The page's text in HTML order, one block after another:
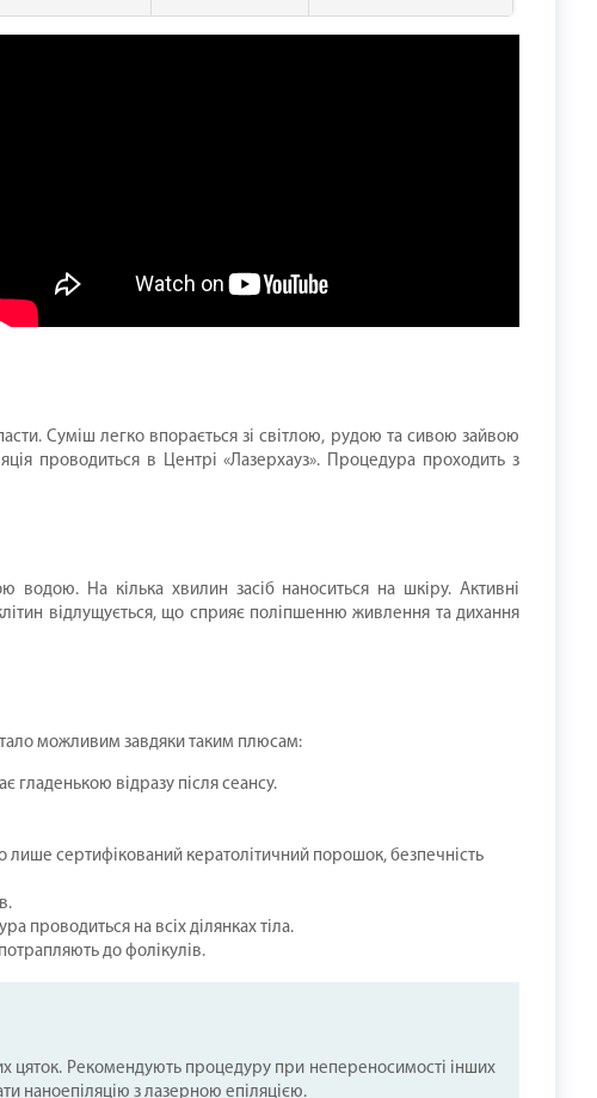
Суміш легко впорається зі світлою, рудою та сивою зайвою
проводиться в Центрі «Лазерхауз». Процедура проходить з
водою. На кілька хвилин засіб наноситься на шкіру. Активні
відлущується, що сприяє поліпшенню живлення та дихання
можливим завдяки таким плюсам:
гладенькою відразу після сеансу.
лише сертифікований кератолітичний порошок, безпечність
проводиться на всіх ділянках тіла.
до фолікулів.
цяток. Рекомендують процедуру при непереносимості інших
наноепіляцію з лазерною епіляцією.